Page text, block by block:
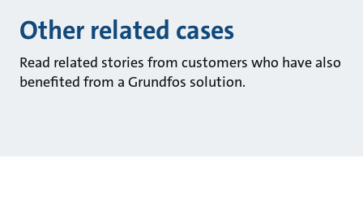
Other related cases
Read related stories from customers who have also
benefited from a Grundfos solution.